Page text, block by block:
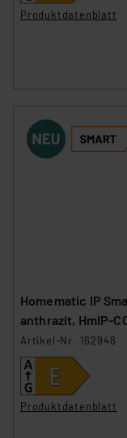
Beurteilung der
insbesondere
Produktdatenblatt
Homematic IP
anthrazit, HmIP-
Artikel-Nr. 162948
Produktdatenblatt